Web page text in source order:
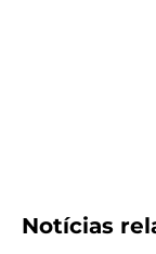
Notícias